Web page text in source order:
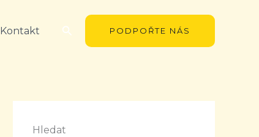
Kontakt Hledat PODPOŘTE NÁS
Hledat